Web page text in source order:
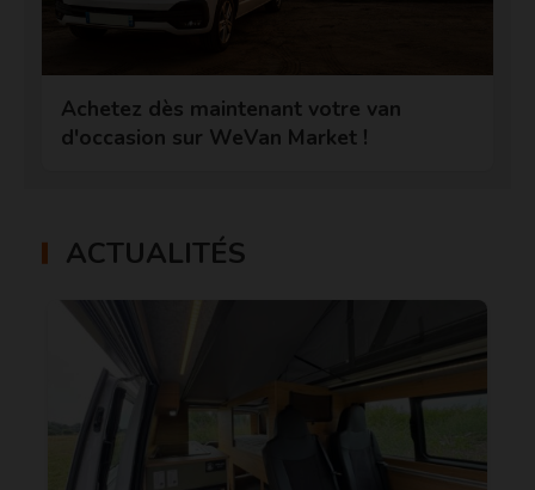
Achetez dès maintenant votre van
d'occasion sur WeVan Market !
ACTUALITÉS